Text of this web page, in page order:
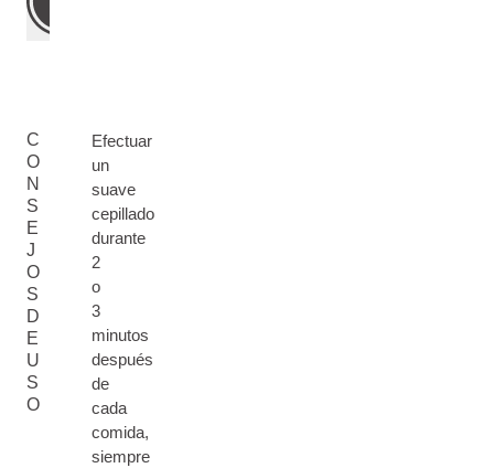
C
O
N
S
E
J
O
S
D
E
U
S
O
Efectuar
un
suave
cepillado
durante
2
o
3
minutos
después
de
cada
comida,
siempre